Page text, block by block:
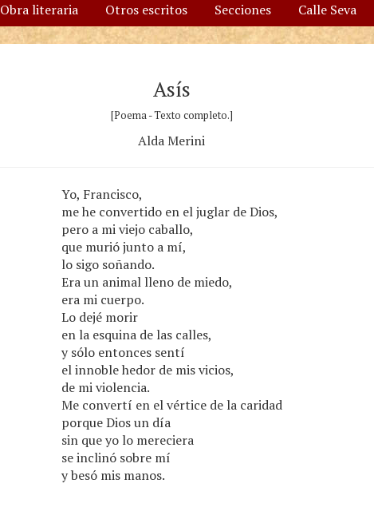
Obra literaria Otros escritos Secciones Calle Seva
Asís
[Poema - Texto completo.]
Alda Merini
Yo, Francisco,
me he convertido en el juglar de Dios,
pero a mi viejo caballo,
que murió junto a mí,
lo sigo soñando.
Era un animal lleno de miedo,
era mi cuerpo.
Lo dejé morir
en la esquina de las calles,
y sólo entonces sentí
el innoble hedor de mis vicios,
de mi violencia.
Me convertí en el vértice de la caridad
porque Dios un día
sin que yo lo mereciera
se inclinó sobre mí
y besó mis manos.